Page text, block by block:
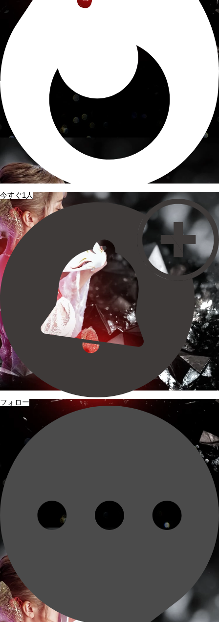
今すぐ1人
フォロー